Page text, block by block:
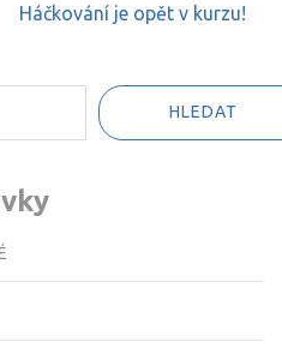
Háčkování je opět v kurzu!
HLEDAT